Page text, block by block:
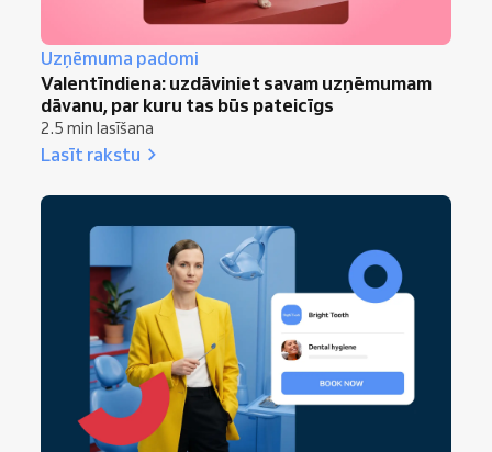
Uzņēmuma padomi
Valentīndiena: uzdāviniet savam uzņēmumam
dāvanu, par kuru tas būs pateicīgs
2.5 min lasīšana
Lasīt rakstu